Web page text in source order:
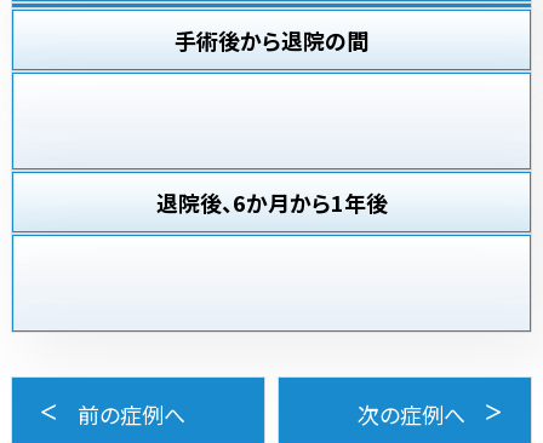
手術後から退院の間
退院後、6か月から1年後
前の症例へ 次の症例へ